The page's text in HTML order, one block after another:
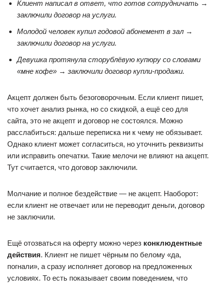
Клиент написал в ответ, что готов сотрудничать →
заключили договор на услуги.
Молодой человек купил годовой абонемент в зал →
заключили договор на услуги.
Девушка протянула сторублёвую купюру со словами
«мне кофе» → заключили договор купли-продажи.
Акцепт должен быть безоговорочным. Если клиент пишет,
что хочет анализ рынка, но со скидкой, а ещё сео для
сайта, это не акцепт и договор не состоялся. Можно
расслабиться: дальше переписка ни к чему не обязывает.
Однако клиент может согласиться, но уточнить реквизиты
или исправить опечатки. Такие мелочи не влияют на акцепт.
Тут считается, что договор заключили.
Молчание и полное бездействие — не акцепт. Наоборот:
если клиент не отвечает или не переводит деньги, договор
не заключили.
Ещё отозваться на оферту можно через конклюдентные
действия. Клиент не пишет чёрным по белому «да,
погнали», а сразу исполняет договор на предложенных
условиях. То есть показывает своим поведением, что